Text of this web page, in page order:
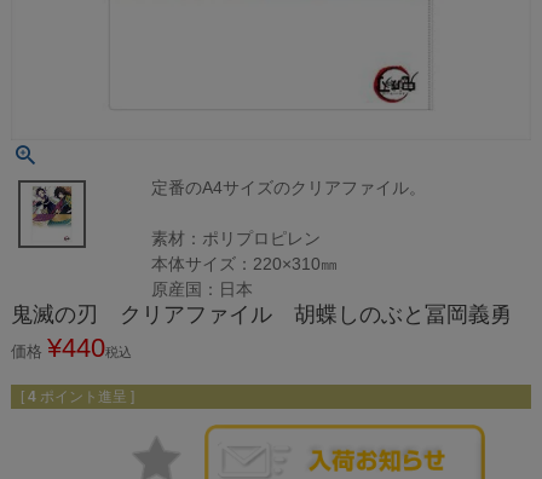
定番のA4サイズのクリアファイル。
素材：ポリプロピレン
本体サイズ：220×310㎜
原産国：日本
鬼滅の刃 クリアファイル 胡蝶しのぶと冨岡義勇
価格 ¥440税込
[ 4 ポイント進呈 ]